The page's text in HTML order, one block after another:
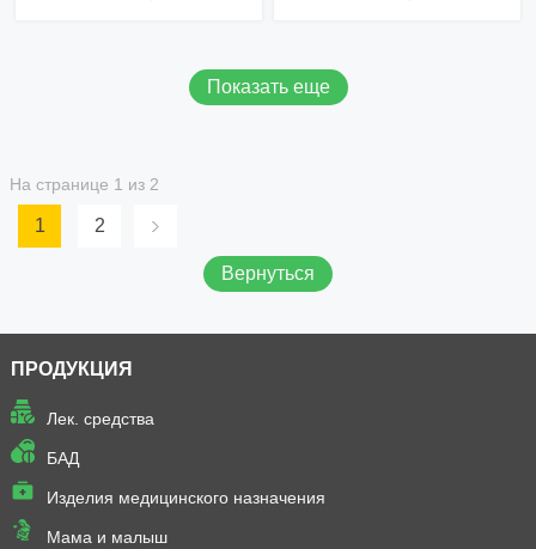
Показать еще
На странице 1 из 2
1 2
Вернуться
ПРОДУКЦИЯ
Лек. средства
БАД
Изделия медицинского назначения
Мама и малыш